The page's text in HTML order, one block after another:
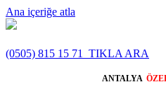
Ana içeriğe atla
(0505) 815 15 71 TIKLA ARA
ANTALYA